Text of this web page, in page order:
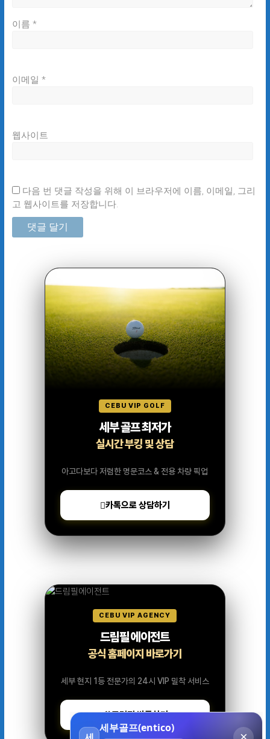
이름 *
이메일 *
웹사이트
다음 번 댓글 작성을 위해 이 브라우저에 이름, 이메일, 그리
고 웹사이트를 저장합니다.
CEBU VIP GOLF
세부 골프 최저가
실시간 부킹 및 상담
아고다보다 저렴한 명문코스 & 전용 차량 픽업
카톡으로 상담하기
CEBU VIP AGENCY
드림필 에이전트
공식 홈페이지 바로가기
세부 현지 1등 전문가의 24시 VIP 밀착 서비스
드림필 방문하기